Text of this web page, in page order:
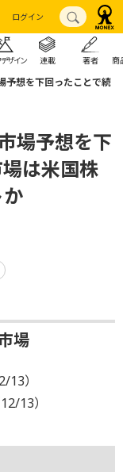
ログイン
ザイン 連載 著者 商
予想を下回ったことで続
場予想を下
は米国株
場
）
13）